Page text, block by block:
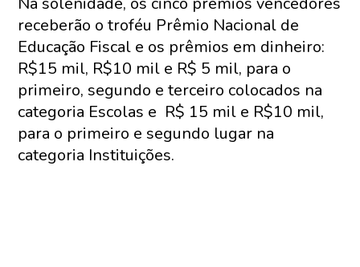
receberão o troféu Prêmio Nacional de
Educação Fiscal e os prêmios em dinheiro:
R$15 mil, R$10 mil e R$ 5 mil, para o
primeiro, segundo e terceiro colocados na
categoria Escolas e R$ 15 mil e R$10 mil,
para o primeiro e segundo lugar na
categoria Instituições.